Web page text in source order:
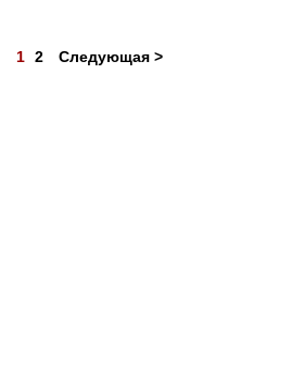
1 2 Следующая >